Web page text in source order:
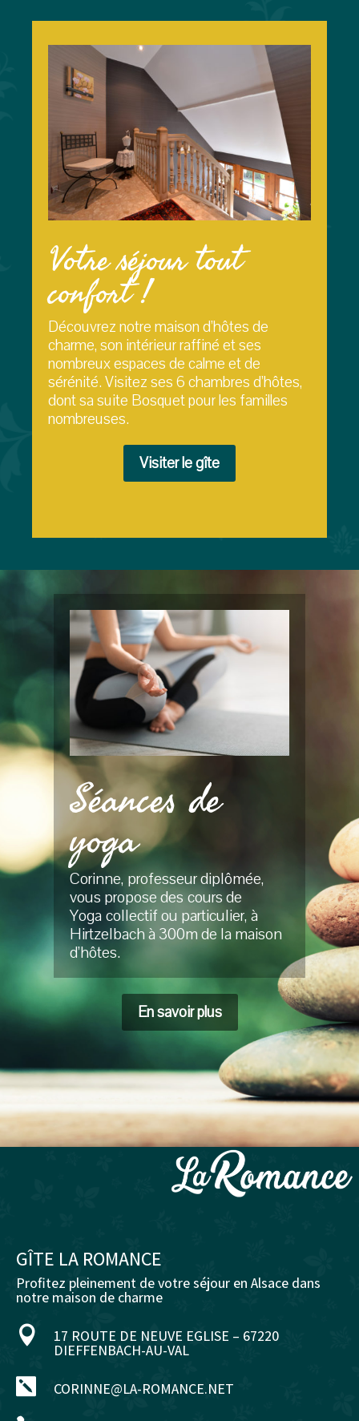
Votre séjour tout
confort !
Découvrez notre maison d’hôtes de
charme, son intérieur raffiné et ses
nombreux espaces de calme et de
sérénité. Visitez ses 6 chambres d’hôtes,
dont sa suite Bosquet pour les familles
nombreuses.
Visiter le gîte
Séances de
yoga
Corinne, professeur diplômée,
vous propose descours de
Yogacollectif ou particulier, à
Hirtzelbach à 300m de la maison
d’hôtes.
En savoir plus
GÎTE LA ROMANCE
Profitez pleinement de votre séjour en Alsace dans
notre maison de charme
 17 ROUTE DE NEUVE EGLISE – 67220
DIEFFENBACH-AU-VAL
 CORINNE@LA-ROMANCE.NET